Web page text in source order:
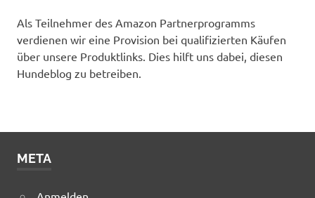
Als Teilnehmer des Amazon Partnerprogramms
verdienen wir eine Provision bei qualifizierten Käufen
über unsere Produktlinks. Dies hilft uns dabei, diesen
Hundeblog zu betreiben.
META